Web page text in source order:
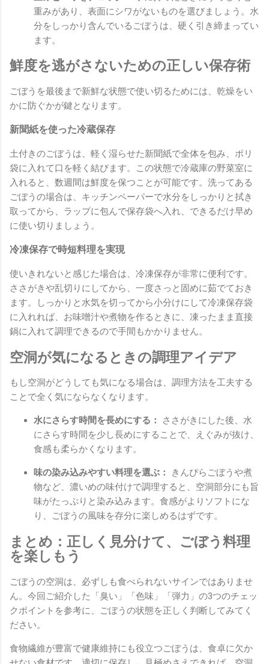
重みがあり、表面にシワがないものを選びましょう。水
分をしっかり含んでいるごぼうは、硬く引き締まってい
ます。
鮮度を逃がさないための正しい保存術
ごぼうを最後まで新鮮な状態で使い切るためには、乾燥をい
かに防ぐかが鍵となります。
新聞紙を使った冷蔵保存
土付きのごぼうは、軽く湿らせた新聞紙で全体を包み、ポリ
袋に入れて口を軽く結びます。この状態で冷蔵庫の野菜室に
入れると、数週間は鮮度を保つことが可能です。洗ってある
ごぼうの場合は、キッチンペーパーで水分をしっかりと拭き
取ってから、ラップに包んで保存袋へ入れ、できるだけ早め
に使い切りましょう。
冷凍保存で時短料理を実現
使いきれないと感じた場合は、冷凍保存が非常に便利です。
ささがきや乱切りにしてから、一度さっと固めに茹でておき
ます。しっかりと水気を切ってから小分けにして冷凍保存袋
に入れれば、お味噌汁や煮物を作るときに、凍ったまま直接
鍋に入れて調理できるので手間もかかりません。
空洞が気になるときの調理アイデア
もし空洞がどうしても気になる場合は、調理方法を工夫する
ことで全く気にならなくなります。
水にさらす時間を長めにする：
ささがきにした後、水
にさらす時間を少し長めにすることで、えぐみが抜け、
食感も柔らかくなります。
味の染み込みやすい料理を選ぶ：
きんぴらごぼうや煮
物など、濃いめの味付けで調理すると、空洞部分にも旨
味がたっぷりと染み込みます。食感がよりソフトにな
り、ごぼうの風味を存分に楽しめるはずです。
まとめ：正しく見分けて、ごぼう料理
を楽しもう
ごぼうの空洞は、必ずしも食べられないサインではありませ
ん。今回ご紹介した「臭い」「色味」「弾力」の3つのチェッ
クポイントを参考に、ごぼうの状態を正しく判断してみてく
ださい。
食物繊維が豊富で健康維持にも役立つごぼうは、食卓に欠か